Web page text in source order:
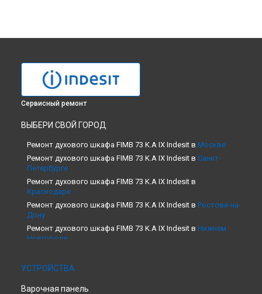
Сервисный ремонт
ВЫБЕРИ СВОЙ ГОРОД
Ремонт духового шкафа FIMB 73 K.A IX Indesit в Москве
Ремонт духового шкафа FIMB 73 K.A IX Indesit в Санкт-
Петербурге
Ремонт духового шкафа FIMB 73 K.A IX Indesit в
Краснодаре
Ремонт духового шкафа FIMB 73 K.A IX Indesit в Ростове-на-
Дону
Ремонт духового шкафа FIMB 73 K.A IX Indesit в Нижнем
Новгороде
Новосибирске
Ремонт духового шкафа FIMB 73 K.A IX Indesit в
УСТРОЙСТВА
Варочная панель